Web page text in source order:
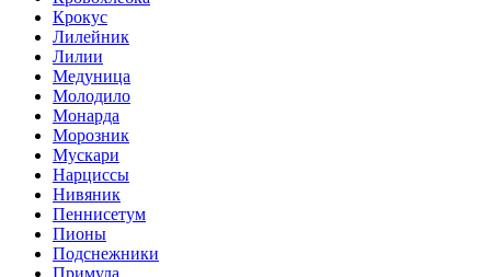
Крокус
Лилейник
Лилии
Медуница
Молодило
Монарда
Морозник
Мускари
Нарциссы
Нивяник
Пеннисетум
Пионы
Подснежники